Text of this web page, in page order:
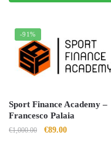
era:
è:
-91%
Sport Finance Academy –
Francesco Palaia
€1,000.00
Il
€89.00Il